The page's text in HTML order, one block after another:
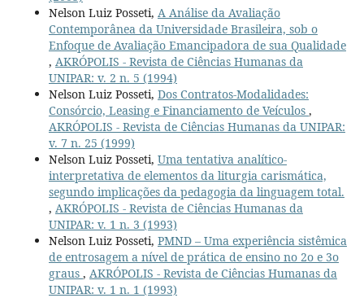
Nelson Luiz Posseti, A Análise da Avaliação
Contemporânea da Universidade Brasileira, sob o
Enfoque de Avaliação Emancipadora de sua Qualidade
, AKRÓPOLIS - Revista de Ciências Humanas da
UNIPAR: v. 2 n. 5 (1994)
Nelson Luiz Posseti, Dos Contratos-Modalidades:
Consórcio, Leasing e Financiamento de Veículos ,
AKRÓPOLIS - Revista de Ciências Humanas da UNIPAR:
v. 7 n. 25 (1999)
Nelson Luiz Posseti, Uma tentativa analítico-
interpretativa de elementos da liturgia carismática,
segundo implicações da pedagogia da linguagem total.
, AKRÓPOLIS - Revista de Ciências Humanas da
UNIPAR: v. 1 n. 3 (1993)
Nelson Luiz Posseti, PMND – Uma experiência sistêmica
de entrosagem a nível de prática de ensino no 2o e 3o
graus , AKRÓPOLIS - Revista de Ciências Humanas da
UNIPAR: v. 1 n. 1 (1993)